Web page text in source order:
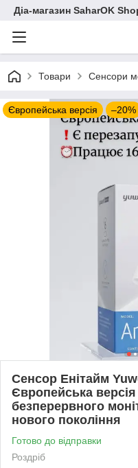
Діа-магазин SaharOK
Товари Сенсори
Європейська версія –20%
Сенсор Енітайм
Європейська
безперервного
нового покоління
Готово до відправки
Роздріб